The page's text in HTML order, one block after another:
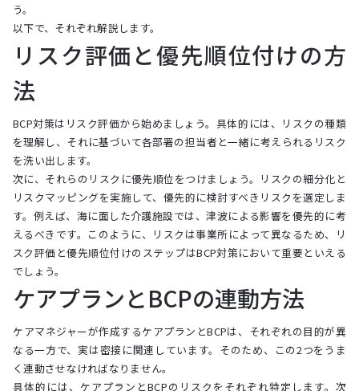
う。
以下で、それぞれ解説します。
リスク評価と優先順位付けの方
法
BCP対策はリスク評価から始めましょう。具体的には、リスクの種類
を理解し、それに基づいて各部署の担当者と一緒に考えられるリスク
を洗い出します。
次に、それらのリスクに優先順位をつけましょう。リスクの細分化と
リスクマッピングを実施して、優先的に検討すべきリスクを選定しま
す。例えば、海に面した介護施設では、津波による影響を優先的に考
えるべきです。このように、リスクは事業所によって異なるため、リ
スク評価と優先順位付けのステップはBCP対策において重要といえる
でしょう。
ケアプランとBCPの連動方法
ケアマネジャーが作成するケアプランとBCPは、それぞれの目的が異
なる一方で、実は密接に関連しています。そのため、この2つをうま
く連動させなければなりません。
具体的には、ケアプランとBCPのリスクをそれぞれ特定します。次